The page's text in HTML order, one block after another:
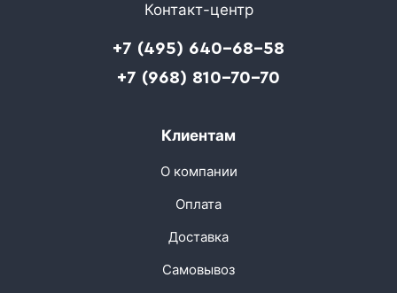
Контакт-центр
+7 (495) 640-68-58
+7 (968) 810-70-70
Клиентам
О компании
Оплата
Доставка
Самовывоз